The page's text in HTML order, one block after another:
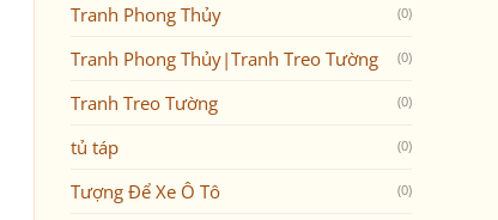
Tranh Phong Thủy (0)
Tranh Phong Thủy|Tranh Treo Tường (0)
Tranh Treo Tường (0)
tủ táp (0)
Tượng Để Xe Ô Tô (0)